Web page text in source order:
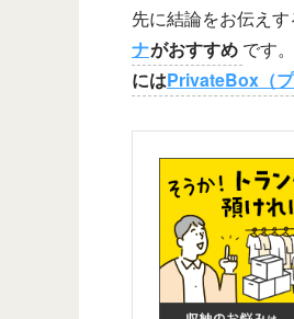
先に結論をお伝えす
ナがおすすめ です
にはPrivateBox（プ